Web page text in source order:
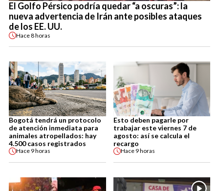
El Golfo Pérsico podría quedar “a oscuras”: la
nueva advertencia de Irán ante posibles ataques
de los EE. UU.
Hace8 horas
Bogotá tendrá un protocolo
de atención inmediata para
animales atropellados: hay
4.500 casos registrados
Hace 9 horas
Esto deben pagarle por
trabajar este viernes 7 de
agosto: así se calcula el
recargo
Hace 9 horas